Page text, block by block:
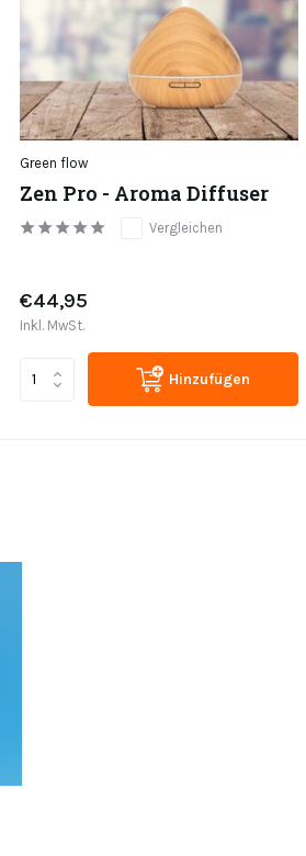
Green flow
Zen Pro - Aroma Diffuser
Vergleichen
€44,95
Inkl. MwSt.
Hinzufügen